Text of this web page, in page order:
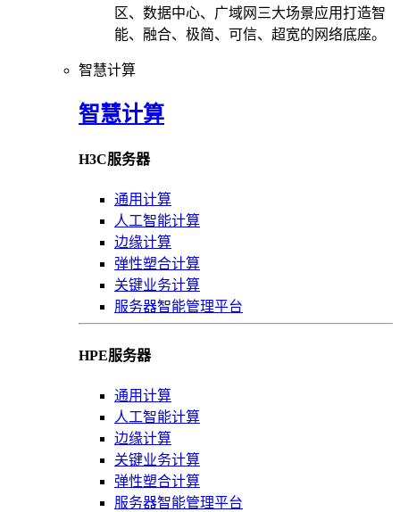
区、数据中心、广域网三大场景应用打造智
能、融合、极简、可信、超宽的网络底座。
智慧计算
智慧计算
H3C服务器
通用计算
人工智能计算
边缘计算
弹性塑合计算
关键业务计算
服务器智能管理平台
HPE服务器
通用计算
人工智能计算
边缘计算
关键业务计算
弹性塑合计算
服务器智能管理平台